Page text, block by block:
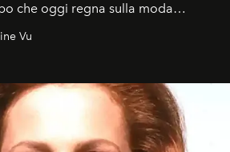
che oggi regna sulla moda
pop.
Vu